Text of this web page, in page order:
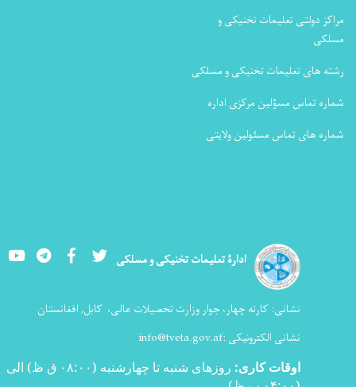
مراکز دولتی تعلیمات تخنیکی و
مسلکی
رشته های تعلیمات تخنیکی و مسلکی
شماره تماس مسؤلین مرکزی اداره
شماره های تماس مسئولین ولایتی
ادارۀ تعلیمات تخنیکی و مسلکی YoutubeLinkedInFacebook Twitter
نشانی: کارته چهار، جوار وزارت تحصیلات عالی، کابل, افغانستان
نشانی الکترونیکی :info@tveta.gov.af
اوقات کاری:
روزهای شنبه تا چهارشنبه (۰۸:۰۰ ق ظ) الی